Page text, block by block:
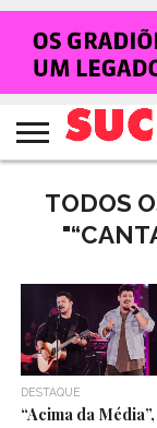
HOME
NOTÍCIAS
SHOWS
ENTREVISTAS
CLIQUES
RANKING
CROWLEY
TV
SUCESSO!
REVISTA
SUCESSO!
TODOS
DESTAQUE
“Acima da